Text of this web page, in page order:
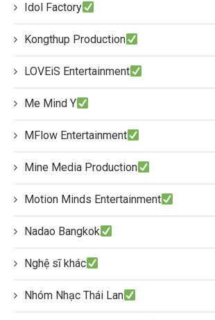
Idol Factory
Kongthup Production
LOVEiS Entertainment
Me Mind Y
MFlow Entertainment
Mine Media Production
Motion Minds Entertainment
Nadao Bangkok
Nghệ sĩ khác
Nhóm Nhạc Thái Lan